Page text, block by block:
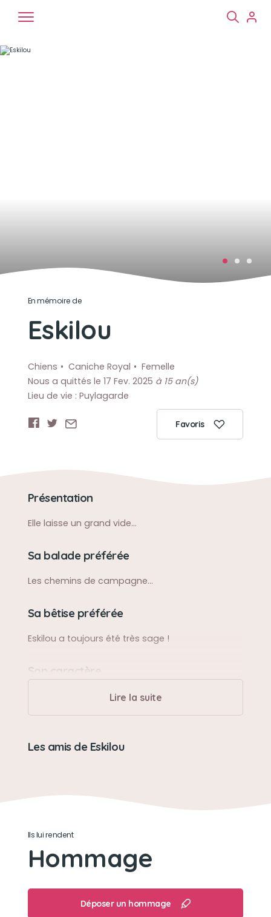
En mémoire de
Eskilou
Chiens Caniche Royal
Femelle
Nous a quittés le 17 Fev. 2025 à 15 an(s)
Lieu de vie : Puylagarde
Favoris
Présentation
Elle laisse un grand vide...
Sa balade préférée
Les chemins de campagne...
Sa bêtise préférée
Eskilou a toujours été très sage !
Son caractère
Douce et proche de ses maîtres
Une peluche qu'elle a "traîne" jusqu'au bout,
Son loisir préféré
Lire la suite
Les amis de Eskilou
Ils lui rendent
Hommage
Déposer un hommage